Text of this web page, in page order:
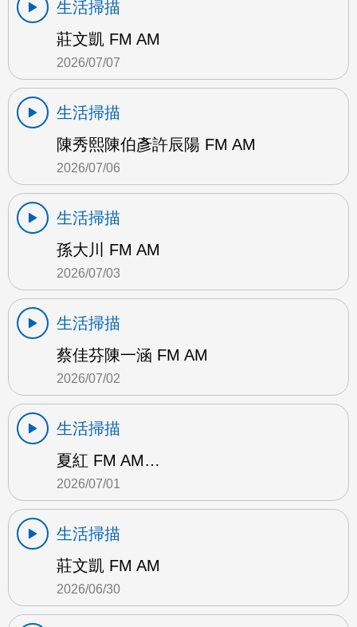
生活掃描
莊文凱 FM AM
2026/07/07
生活掃描
陳秀熙陳伯彥許辰陽 FM AM
2026/07/06
生活掃描
孫大川 FM AM
2026/07/03
生活掃描
蔡佳芬陳一涵 FM AM
2026/07/02
生活掃描
夏紅 FM AM…
2026/07/01
生活掃描
莊文凱 FM AM
2026/06/30